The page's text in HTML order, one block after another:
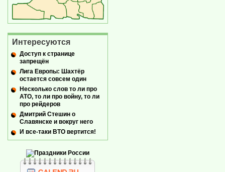
Интересуются
Доступ к странице
запрещён
Лига Европы: Шахтёр
остается совсем один
Несколько слов то ли про
АТО, то ли про войну, то ли
про рейдеров
Дмитрий Стешин о
Славянске и вокруг него
И все-таки ВТО вертится!